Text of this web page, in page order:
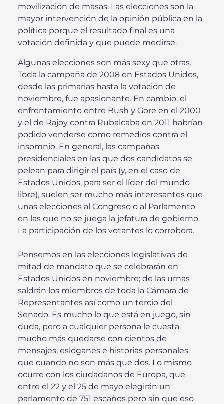
movilización de masas. Las elecciones son la
mayor intervención de la opinión pública en la
política porque el resultado final es una
votación definida y que puede medirse.
Algunas elecciones son más sexy que otras.
Toda la campaña de 2008 en Estados Unidos,
desde las primarias hasta la votación de
noviembre, fue apasionante. En cambio, el
enfrentamiento entre Bush y Gore en el 2000
y el de Rajoy contra Rubalcaba en 2011 habrían
podido venderse como remedios contra el
insomnio. En general, las campañas
presidenciales en las que dos candidatos se
pelean para dirigir el país (y, en el caso de
Estados Unidos, para ser el líder del mundo
libre), suelen ser mucho más interesantes que
unas elecciones al Congreso o al Parlamento
en las que no se juega la jefatura de gobierno.
La participación de los votantes lo corrobora.
Pensemos en las elecciones legislativas de
mitad de mandato que se celebrarán en
Estados Unidos en noviembre; de las urnas
saldrán los miembros de toda la Cámara de
Representantes así como un tercio del
Senado. Es mucho lo que está en juego, sin
duda, pero a cualquier persona le cuesta
mucho más quedarse con cientos de
mensajes, eslóganes e historias personales
que cuando no son más que dos. Lo mismo
ocurre con los ciudadanos de Europa, que
entre el 22 y el 25 de mayo elegirán un
parlamento de 751 escaños pero sin que eso